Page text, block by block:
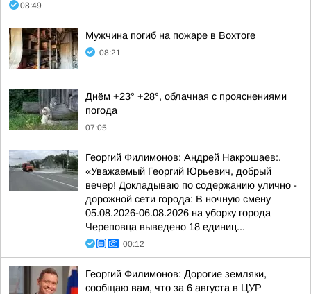
08:49
Мужчина погиб на пожаре в Вохтоге
08:21
Днём +23° +28°, облачная с прояснениями
погода
07:05
Георгий Филимонов: Андрей Накрошаев:.
«Уважаемый Георгий Юрьевич, добрый
вечер! Докладываю по содержанию улично -
дорожной сети города: В ночную смену
05.08.2026-06.08.2026 на уборку города
Череповца выведено 18 единиц...
00:12
Георгий Филимонов: Дорогие земляки,
сообщаю вам, что за 6 августа в ЦУР